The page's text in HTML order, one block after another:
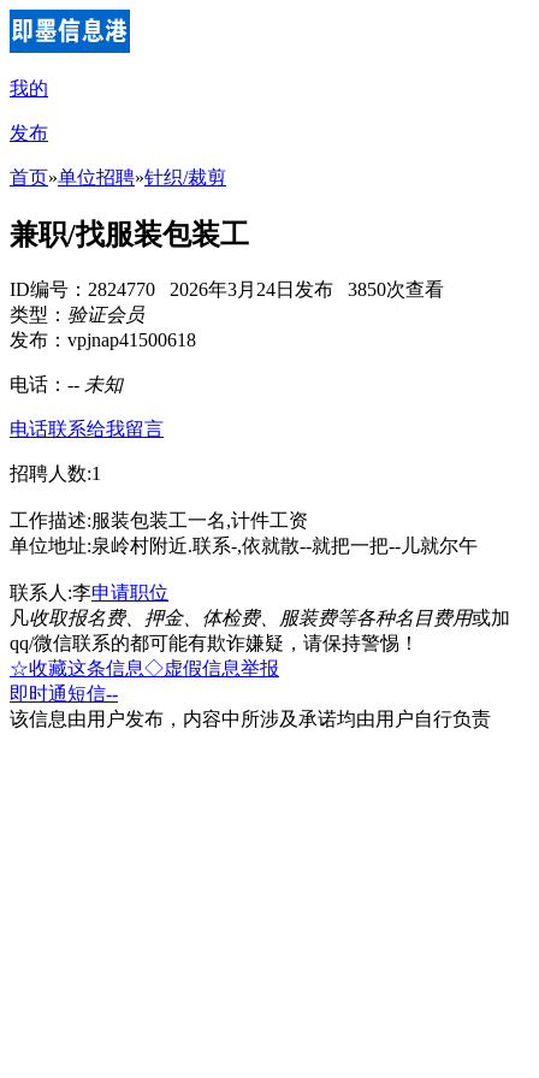
我的
发布
首页»单位招聘»针织/裁剪
兼职/找服装包装工
ID编号：2824770 2026年3月24日发布 3850次查看
类型： 验证会员
发布：vpjnap41500618
电话： -- 未知
电话联系给我留言
招聘人数:1
工作描述:服装包装工一名,计件工资
单位地址:泉岭村附近.联系-,依就散--就把一把--儿就尔午
联系人:李申请职位
凡收取报名费、押金、体检费、服装费等各种名目费用或加
qq/微信联系的都可能有欺诈嫌疑，请保持警惕！
☆收藏这条信息◇虚假信息举报
即时通短信--
该信息由用户发布，内容中所涉及承诺均由用户自行负责